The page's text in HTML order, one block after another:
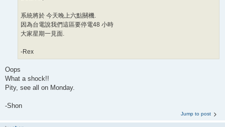
系統將於 今天晚上六點關機.
因為台電說我們這區要停電48 小時
大家星期一見面.
-Rex
Oops
What a shock!!
Pity, see all on Monday.
-Shon
Jump to post